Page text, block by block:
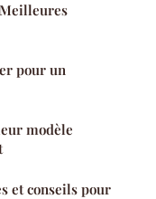
pour un
modèle
et conseils pour